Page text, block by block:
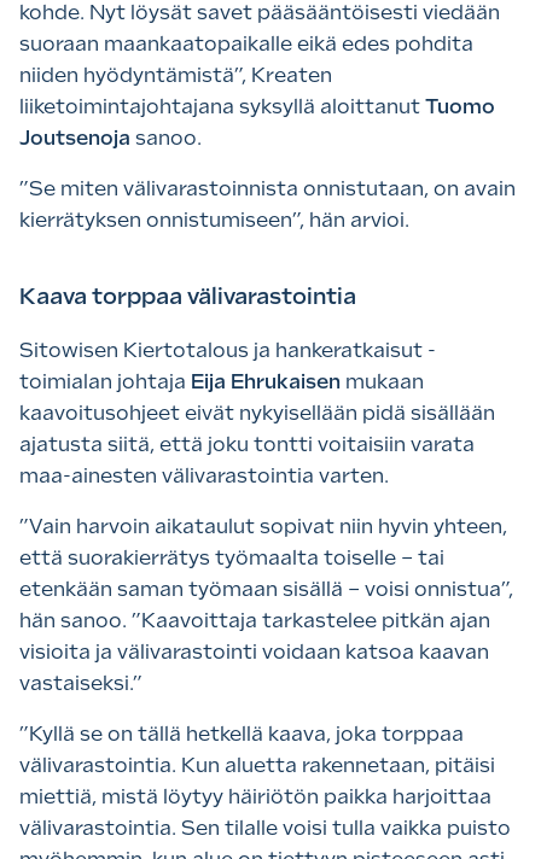
kohde. Nyt löysät savet pääsääntöisesti viedään
suoraan maankaatopaikalle eikä edes pohdita
niiden hyödyntämistä”, Kreaten
liiketoimintajohtajana syksyllä aloittanut Tuomo
Joutsenoja sanoo.
”Se miten välivarastoinnista onnistutaan, on avain
kierrätyksen onnistumiseen”, hän arvioi.
Kaava torppaa välivarastointia
Sitowisen Kiertotalous ja hankeratkaisut -
toimialan johtaja Eija Ehrukaisen mukaan
kaavoitusohjeet eivät nykyisellään pidä sisällään
ajatusta siitä, että joku tontti voitaisiin varata
maa-ainesten välivarastointia varten.
”Vain harvoin aikataulut sopivat niin hyvin yhteen,
että suorakierrätys työmaalta toiselle – tai
etenkään saman työmaan sisällä – voisi onnistua”,
hän sanoo. ”Kaavoittaja tarkastelee pitkän ajan
visioita ja välivarastointi voidaan katsoa kaavan
vastaiseksi.”
”Kyllä se on tällä hetkellä kaava, joka torppaa
välivarastointia. Kun aluetta rakennetaan, pitäisi
miettiä, mistä löytyy häiriötön paikka harjoittaa
välivarastointia. Sen tilalle voisi tulla vaikka puisto